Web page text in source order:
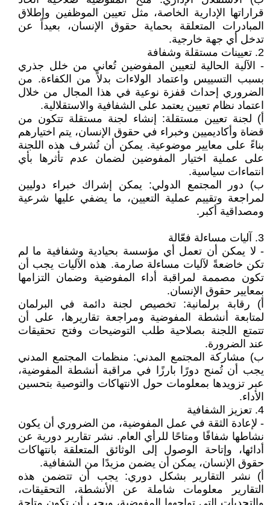
قراراتها الإدارية الخاصة، مثل تعيين الموظفين وإطلاق
المبادرات المتعلقة بحماية حقوق الإنسان، بعيداً عن
تدخل أي جهة خارجية.
2. تعيينات مستقلة وشفافة
- الآلية الحالية لتعيين المفوضين تُعاني من خلل جذري
بسبب التسييس واعتماد الولاءات بدلاً من الكفاءة. من
الضروري إحداث قفزة نوعية في هذا المجال من خلال
اعتماد نظام تعيين يعتمد على الشفافية والاستقلالية.
‌أ) لجنة تعيين مستقلة: إنشاء لجنة مستقلة تتكون من
قضاة وأكاديميين وخبراء في حقوق الإنسان، يتم اختيارهم
بناءً على معايير موضوعية. يمكن أن تُشرف هذه اللجنة
على عملية اختيار المفوضين لضمان عدم تأثرها بأي
انتماءات سياسية.
‌ب) دور المجتمع الدولي: يمكن إشراك خبراء دوليين
لمراجعة وتقييم عملية التعيين، ما يضفي عليها شرعية
ومصداقية أكبر.
3. آليات مساءلة فعّالة
- لا يمكن أن تعمل أي مؤسسة بحيادية وشفافية ما لم
تكن خاضعةً لآليات مساءلة صارمة. هذه الآليات يجب أن
تكون مصممة لمراقبة أداء المفوضية وضمان التزامها
بمعايير حقوق الإنسان.
‌أ) رقابة برلمانية: تخصيص لجنة دائمة في البرلمان
لمتابعة أنشطة المفوضية ومراجعة تقاريرها، على أن
تتمتع اللجنة بصلاحية طلب التوضيحات وفتح تحقيقات
عند الضرورة.
‌ب) مشاركة المجتمع المدني: منظمات المجتمع المدني
يجب أن تُمنح دورًا بارزًا في مراقبة أنشطة المفوضية،
عبر تزويدها بمعلومات حول الانتهاكات والتوصية بتحسين
الأداء.
4. تعزيز الشفافية
- لإعادة الثقة في عمل المفوضية، من الضروري أن يكون
نشاطها شفافًا ومتاحًا للرأي العام. نشر تقارير دورية عن
أدائها، وإتاحة الوصول إلى الوثائق المتعلقة بانتهاكات
حقوق الإنسان، يمكن أن يضمن مزيدًا من الشفافية.
‌أ) نشر التقارير بشكل دوري: يجب أن تتضمن هذه
التقارير معلومات شاملة عن الأنشطة، التحقيقات،